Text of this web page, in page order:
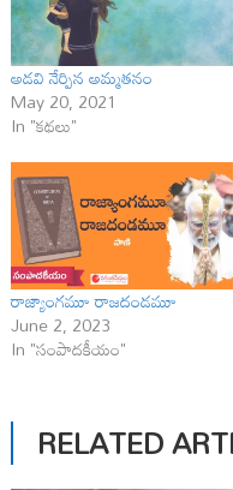
అడవి నేర్పిన అమ్మతనం
May 20, 2021
In "కథలు"
రాజ్యాంగమూ రాజదండమూ
June 2, 2023
In "సంపాదకీయం"
RELATED